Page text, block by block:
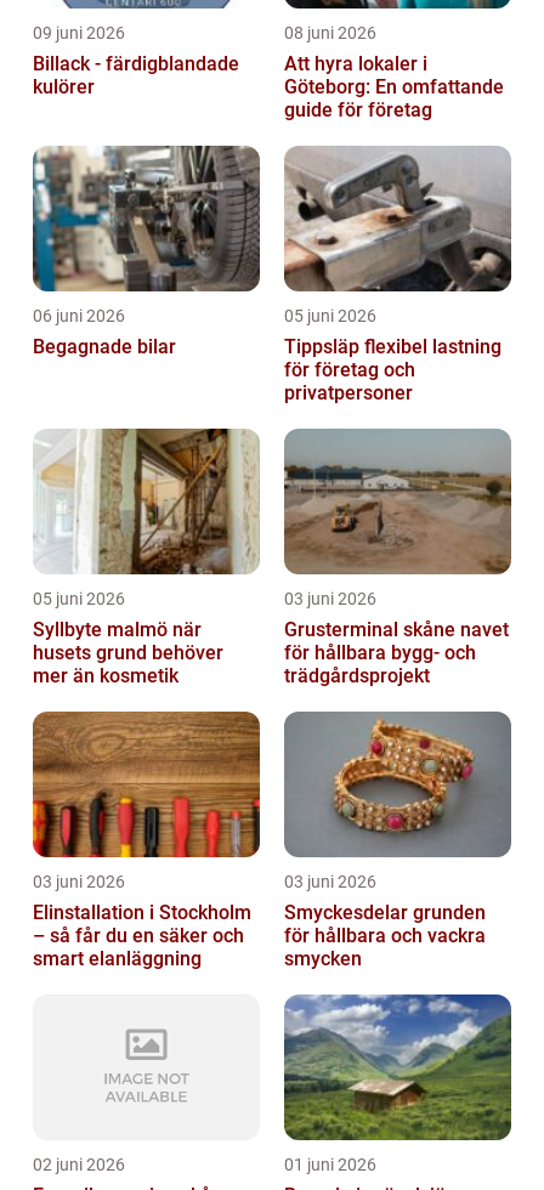
09 juni 2026
Billack - färdigblandade
kulörer
08 juni 2026
Att hyra lokaler i
Göteborg: En omfattande
guide för företag
06 juni 2026
Begagnade bilar
05 juni 2026
Tippsläp flexibel lastning
för företag och
privatpersoner
05 juni 2026
Syllbyte malmö när
husets grund behöver
mer än kosmetik
03 juni 2026
Grusterminal skåne navet
för hållbara bygg- och
trädgårdsprojekt
03 juni 2026
Elinstallation i Stockholm
– så får du en säker och
smart elanläggning
03 juni 2026
Smyckesdelar grunden
för hållbara och vackra
smycken
02 juni 2026 01 juni 2026